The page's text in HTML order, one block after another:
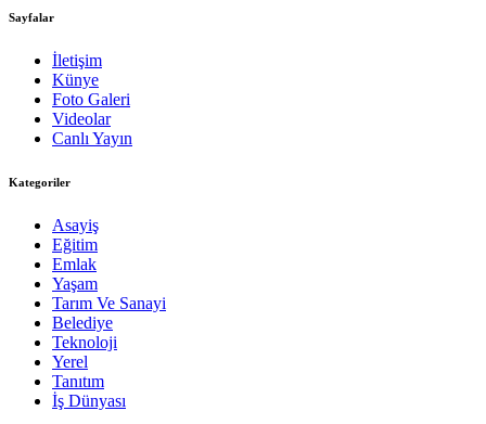
Sayfalar
İletişim
Künye
Foto Galeri
Videolar
Canlı Yayın
Kategoriler
Asayiş
Eğitim
Emlak
Yaşam
Tarım Ve Sanayi
Belediye
Teknoloji
Yerel
Tanıtım
İş Dünyası